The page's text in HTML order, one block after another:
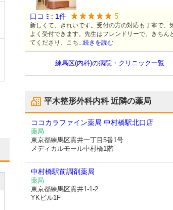
口コミ: 1件 5
新しくて、きれいです。受付の方の対応も丁寧で、
よく受付できます。先生はフレンドリーで、きちん
てくださり、こち...続きを読む
練馬区(内科)の病院・クリニック一覧
平木整形外科内科近隣の薬局
ココカラファイン薬局 中村橋駅北口店
薬局
東京都練馬区貫井一丁目5番1号
メディカルモール中村橋1階
中村橋駅前調剤薬局
薬局
東京都練馬区貫井1-1-2
YKビル1F